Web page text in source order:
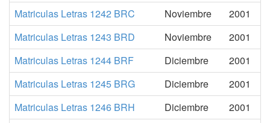
Matriculas Letras 1242 BRC
Noviembre
2001
Matriculas Letras 1243 BRD
Noviembre
2001
Matriculas Letras 1244 BRF
Diciembre
2001
Matriculas Letras 1245 BRG
Diciembre
2001
Matriculas Letras 1246 BRH
Diciembre
2001